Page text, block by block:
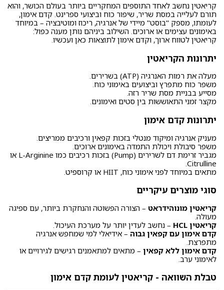
קריאטין נחשב לאחד התוספים המחקריים ביותר בעולם הכושר, והוא
תורם לעלייה במסת שריר, שיפור כוח וביצועי ספרינט. קדם אימון,
לעומתו, מספק "בוסט" מיידי של אנרגיה, ריכוז ומוטיבציה – במיוחד
באימונים עצימים או ארוכים. השילוב ביניהם נותן מענה כפול:
קריאטין לטווח ארוך, וקדם אימון לתוצאות כאן ועכשיו.
יתרונות הקריאטין
מעלה את רמות האנרגיה (ATP) בשרירים.
משפר כוח מתפרץ וביצועים באימוני כוח.
מסייע בבניית מסת שריר רזה.
מקצר זמני התאוששות בין סטים ואימונים.
יתרונות קדם אימון
מעניק אנרגיה ומיקוד מנטלי בזכות קפאין ורכיבים ממריצים.
משפר סיבולת ויכולת התמדה באימונים ארוכים.
מגביר זרימת דם לשרירים (Pump) בזכות רכיבים כמו L-Arginine או
Citrulline.
מתאים במיוחד לפני אימוני כוח, HIIT או
קרוספיט
סוגי מוצרים עיקריים
קריאטין מונוהידראט – הצורה הפשוטה והנחקרת ביותר, עם ספיגה
מעולה.
קריאטין HCL
– נחשב לעדין יותר על מערכת העיכול.
קדם אימון עם קפאין גבוה – אידיאלי למי שמחפש אנרגיה
מתפרצת.
קדם אימון ללא קפאין – מתאים למתאמנים רגישים לגירויים או
לאימוני ערב.
טבלת השוואה - קריאטין לעומת קדם אימון